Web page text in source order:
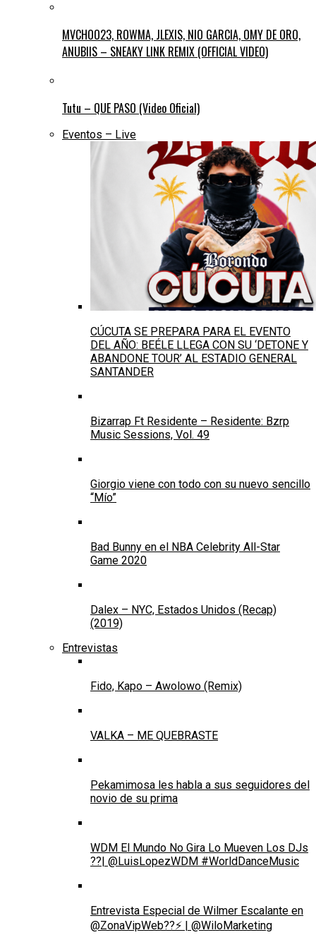
MVCHOO23, ROWMA, JLEXIS, NIO GARCIA, OMY DE ORO,
ANUBIIS – SNEAKY LINK REMIX (OFFICIAL VIDEO)
Tutu – QUE PASO (Video Oficial)
Eventos – Live
CÚCUTA SE PREPARA PARA EL EVENTO
DEL AÑO: BEÉLE LLEGA CON SU ‘DETONE Y
ABANDONE TOUR’ AL ESTADIO GENERAL
SANTANDER
Bizarrap Ft Residente – Residente: Bzrp
Music Sessions, Vol. 49
Giorgio viene con todo con su nuevo sencillo
“Mío”
Bad Bunny en el NBA Celebrity All-Star
Game 2020
Dalex – NYC, Estados Unidos (Recap)
(2019)
Entrevistas
Fido, Kapo – Awolowo (Remix)
VALKA – ME QUEBRASTE
Pekamimosa les habla a sus seguidores del
novio de su prima
WDM El Mundo No Gira Lo Mueven Los DJs
??| @LuisLopezWDM #WorldDanceMusic
Entrevista Especial de Wilmer Escalante en
@ZonaVipWeb??⚡ | @WiloMarketing